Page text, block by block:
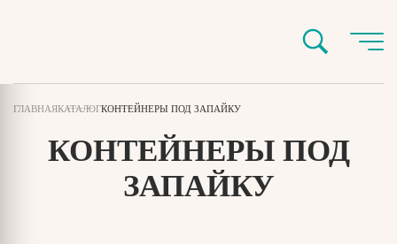
ГЛАВНАЯКАТАЛОГКОНТЕЙНЕРЫ ПОД ЗАПАЙКУ
КОНТЕЙНЕРЫ ПОД
ЗАПАЙКУ